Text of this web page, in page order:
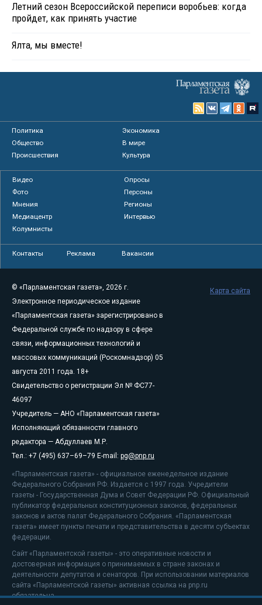
Летний сезон Всероссийской переписи воробьев: когда
пройдет, как принять участие
Ялта, мы вместе!
Политика
Экономика
Общество
В мире
Происшествия
Культура
Видео
Опросы
Фото
Персоны
Мнения
Регионы
Медиацентр
Интервью
Колумнисты
Контакты Реклама Вакансии
© «Парламентская газета», 2026 г.
Электронное периодическое издание
«Парламентская газета» зарегистрировано в
Федеральной службе по надзору в сфере
связи, информационных технологий и
массовых коммуникаций (Роскомнадзор) 05
августа 2011 года. 18+
Свидетельство о регистрации Эл № ФС77-
46097
Учредитель — АНО «Парламентская газета»
Исполняющий обязанности главного
редактора — Абдуллаев М.Р.
Тел.: +7 (495) 637–69–79 E-mail: pg@pnp.ru
«Парламентская газета» - официальное еженедельное издание
Федерального Собрания РФ. Издается с 1997 года. Учредители
газеты - Государственная Дума и Совет Федерации РФ. Официальный
публикатор федеральных конституционных законов, федеральных
законов и актов палат Федерального Собрания. «Парламентская
газета» имеет пункты печати и представительства в десяти субъектах
федерации.
Сайт «Парламентской газеты» - это оперативные новости и
достоверная информация о принимаемых в стране законах и
деятельности депутатов и сенаторов. При использовании материалов
сайта «Парламентской газеты» активная ссылка на pnp.ru
обязательна.
Карта сайта